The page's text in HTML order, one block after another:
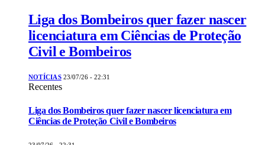
Liga dos Bombeiros quer fazer nascer
licenciatura em Ciências de Proteção
Civil e Bombeiros
NOTÍCIAS 23/07/26 - 22:31
Recentes
Liga dos Bombeiros quer fazer nascer licenciatura em
Ciências de Proteção Civil e Bombeiros